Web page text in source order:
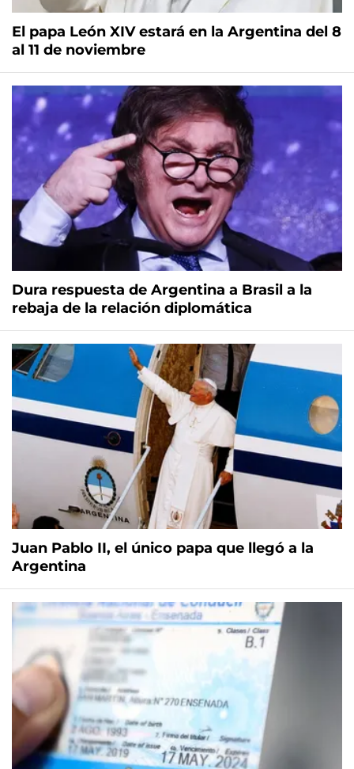
El papa León XIV estará en la Argentina del 8
al 11 de noviembre
Dura respuesta de Argentina a Brasil a la
rebaja de la relación diplomática
Juan Pablo II, el único papa que llegó a la
Argentina